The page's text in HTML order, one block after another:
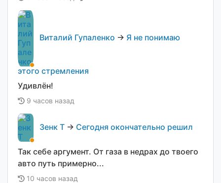
Виталий Гупаленко → Я не понимаю
этого стремления
Удивлён!
9 часов назад
Зенк Т → Сегодня окончательно решил
Так себе аргумент. От газа в недрах до твоего
авто путь примерно...
10 часов назад